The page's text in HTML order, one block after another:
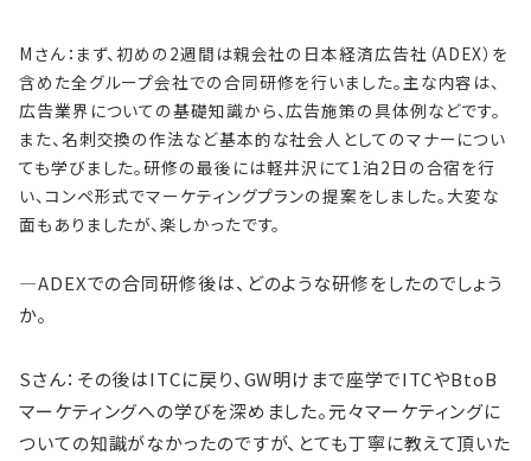
Mさん：ま ず、初めの2週間は親会社の 日本経済広告社（ADEX）を
含めた全グループ会社での合同研修を行いました。主な内容は、
広告業界について の基礎知識から、広告施策の具体例などです。
また、名刺交換の作法など基本的な社会人としてのマナー につい
ても学びました。研修の最後には軽井沢にて1泊2日の合宿を行
い、コンペ形式でマーケティングプランの提案をしました。大変な
面もありましたが、楽しかったです。
―ADEXでの合同研修後は、どのような研修をしたのでしょう
か。
Sさん：その後はITCに戻り、 GW明けまで座学でITCやBtoB
マーケティングへの学びを深めました。元々マーケティングに
ついての知識がなかったのですが、とても丁寧に教えて頂いた